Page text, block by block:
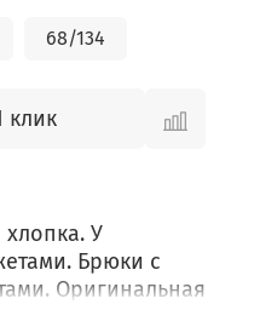
68/134
клик
У
Брюки с
Оригинальная